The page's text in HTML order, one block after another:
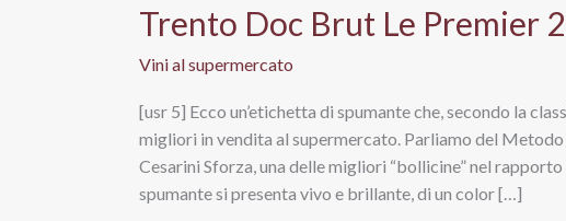
Trento Doc Brut Le Premier
Vini al supermercato
[usr 5] Ecco un’etichetta di spumante che, secondo la
migliori in vendita al supermercato. Parliamo del
Cesarini Sforza, una delle migliori “bollicine” nel
spumante si presenta vivo e brillante, di un color […]